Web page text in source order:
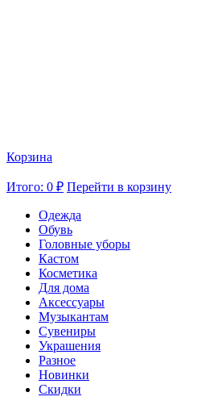
Корзина
Итого: 0 ₽ Перейти в корзину
Одежда
Обувь
Головные уборы
Кастом
Косметика
Для дома
Аксессуары
Музыкантам
Сувениры
Украшения
Разное
Новинки
Скидки